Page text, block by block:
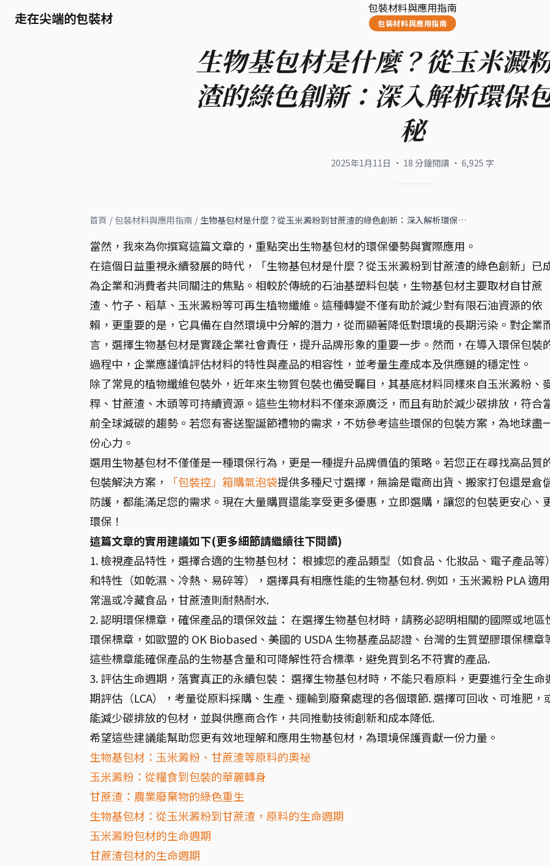
走在尖端的包裝材
包裝材料與應用指南
包裝材料與應用指南
生物基包材是什麼？從玉米澱
渣的綠色創新：深入解析環保
秘
2025年1月11日 · 18 分鐘閱讀 · 6,925 字
首頁 / 包裝材料與應用指南 / 生物基包材是什麼？從玉米澱粉到甘蔗渣的綠色創新：深入解析環保…
當然，我來為你撰寫這篇文章的，重點突出生物基包材的環保優勢與實際應用。
在這個日益重視永續發展的時代，「生物基包材是什麼？從玉米澱粉到甘蔗渣的綠色創新」已
為企業和消費者共同關注的焦點。相較於傳統的石油基塑料包裝，生物基包材主要取材自甘蔗
渣、竹子、稻草、玉米澱粉等可再生植物纖維。這種轉變不僅有助於減少對有限石油資源的依
賴，更重要的是，它具備在自然環境中分解的潛力，從而顯著降低對環境的長期污染。對企業
言，選擇生物基包材是實踐企業社會責任，提升品牌形象的重要一步。然而，在導入環保包裝
過程中，企業應謹慎評估材料的特性與產品的相容性，並考量生產成本及供應鏈的穩定性。
除了常見的植物纖維包裝外，近年來生物質包裝也備受矚目，其基底材料同樣來自玉米澱粉、
稈、甘蔗渣、木頭等可持續資源。這些生物材料不僅來源廣泛，而且有助於減少碳排放，符合
前全球減碳的趨勢。若您有寄送聖誕節禮物的需求，不妨參考這些環保的包裝方案，為地球盡
份心力。
選用生物基包材不僅僅是一種環保行為，更是一種提升品牌價值的策略。若您正在尋找高品質
包裝解決方案，
「包裝控」箱購氣泡袋提供多種尺寸選擇，無論是電商出貨、搬家打包還是倉
防護，都能滿足您的需求。現在大量購買還能享受更多優惠，立即選購，讓您的包裝更安心、
環保！
這篇文章的實用建議如下(更多細節請繼續往下閱讀)
1. 檢視產品特性，選擇合適的生物基包材： 根據您的產品類型（如食品、化妝品、電子產品等）
和特性（如乾濕、冷熱、易碎等），選擇具有相應性能的生物基包材. 例如，玉米澱粉 PLA 適
常溫或冷藏食品，甘蔗渣則耐熱耐水.
2. 認明環保標章，確保產品的環保效益： 在選擇生物基包材時，請務必認明相關的國際或地區
環保標章，如歐盟的 OK Biobased、美國的 USDA 生物基產品認證、台灣的生質塑膠環保標章
這些標章能確保產品的生物基含量和可降解性符合標準，避免買到名不符實的產品.
3. 評估生命週期，落實真正的永續包裝： 選擇生物基包材時，不能只看原料，更要進行全生命
期評估（LCA），考量從原料採購、生產、運輸到廢棄處理的各個環節. 選擇可回收、可堆肥，
能減少碳排放的包材，並與供應商合作，共同推動技術創新和成本降低.
希望這些建議能幫助您更有效地理解和應用生物基包材，為環境保護貢獻一份力量。
生物基包材：玉米澱粉、甘蔗渣等原料的奧祕
玉米澱粉：從糧食到包裝的華麗轉身
甘蔗渣：農業廢棄物的綠色重生
生物基包材：從玉米澱粉到甘蔗渣，原料的生命週期
玉米澱粉包材的生命週期
甘蔗渣包材的生命週期